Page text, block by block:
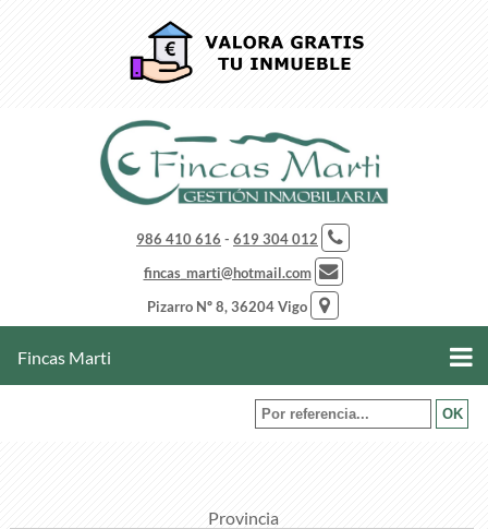
986 410 616 - 619 304 012
fincas_marti@hotmail.com
Pizarro Nº 8, 36204 Vigo
Fincas Marti
Provincia